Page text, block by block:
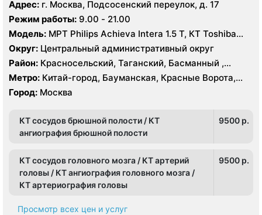
Сретенский бульвар, Таганская, Чкаловская
Адрес: г. Москва, Подсосенский переулок, д. 17
Режим работы: 9.00 - 21.00
Модель: МРТ Philips Achieva Intera 1.5 T, КТ Toshiba
Aquilion CXL 128 срезов, УЗИ
Округ: Центральный административный округ
Район: Красносельский, Таганский, Басманный ,
Тверской
Метро: Китай-город, Бауманская, Красные Ворота,
Кузнецкий мост, Курская, Лубянка, Площадь Ильича,
Сретенский бульвар, Таганская, Чкаловская
Город: Москва
КТ сосудов брюшной полости / КТ
ангиография брюшной полости
9500 p.
КТ сосудов головного мозга / КТ артерий
головы / КТ ангиография головного мозга /
КТ артериография головы
9500 p.
Просмотр всех цен и услуг